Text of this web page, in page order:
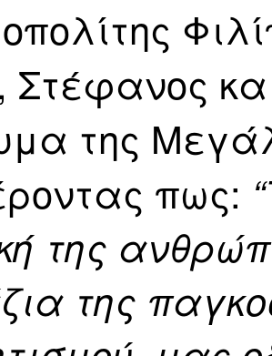
της
πως:
της
της